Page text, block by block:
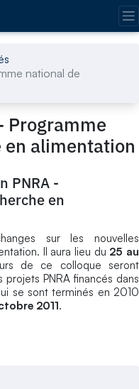
national de
Programme
en alimentation
PNRA -
en
sur les nouvelles
Il aura lieu du 25 au
de ce colloque seront
PNRA financés dans
se sont terminés en 2010
2011.